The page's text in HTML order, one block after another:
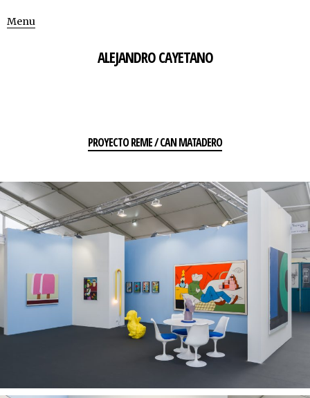
Menu
ALEJANDRO CAYETANO
PROYECTO REME / CAN MATADERO